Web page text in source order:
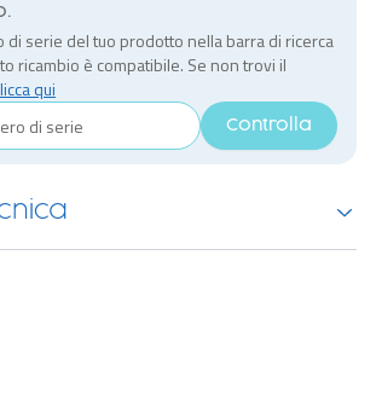
di serie del tuo prodotto nella barra di ricerca
ricambio è compatibile. Se non trovi il
qui
Controlla